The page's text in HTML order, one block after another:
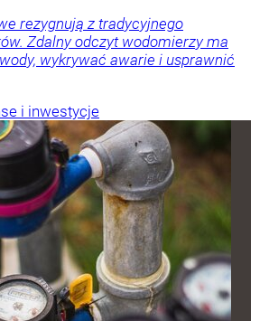
rezygnują z tradycyjnego
Zdalny odczyt wodomierzy ma
wykrywać awarie i usprawnić
i inwestycje